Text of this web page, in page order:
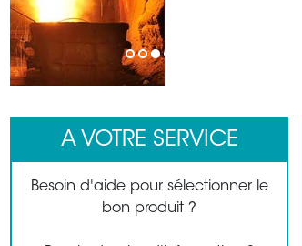
1 2 3
A VOTRE SERVICE
Besoin d'aide pour sélectionner le
bon produit ?